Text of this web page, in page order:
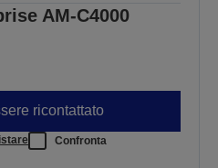
AM-C4000​
ricontattato
Confronta